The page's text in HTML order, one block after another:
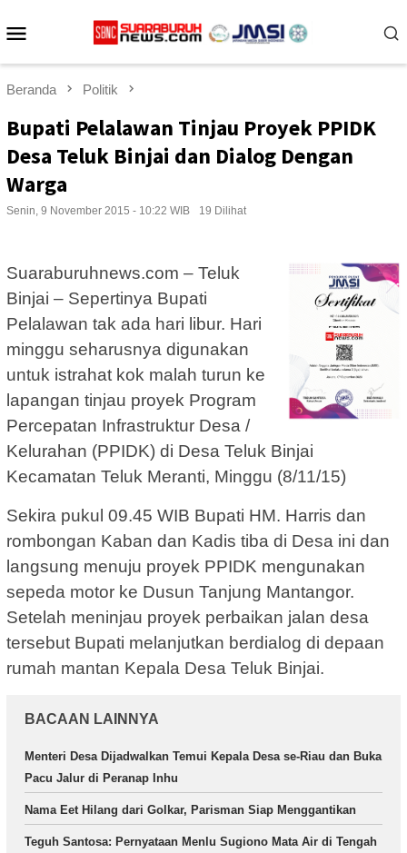
ke
Beranda Politik
Bupati Pelalawan Tinjau Proyek PPIDK
Desa Teluk Binjai dan Dialog Dengan
Warga
Senin, 9 November 2015 - 10:22 WIB 19 Dilihat
Suaraburuhnews.com – Teluk
Binjai – Sepertinya Bupati
Pelalawan tak ada hari libur. Hari
minggu seharusnya digunakan
untuk istrahat kok malah turun ke
lapangan tinjau proyek Program
Percepatan Infrastruktur Desa /
Kelurahan (PPIDK) di Desa Teluk Binjai
Kecamatan Teluk Meranti, Minggu (8/11/15)
Sekira pukul 09.45 WIB Bupati HM. Harris dan
rombongan Kaban dan Kadis tiba di Desa ini dan
langsung menuju proyek PPIDK mengunakan
sepeda motor ke Dusun Tanjung Mantangor.
Setelah meninjau proyek perbaikan jalan desa
tersebut Bupati melanjutkan berdialog di depaan
rumah mantan Kepala Desa Teluk Binjai.
BACAAN LAINNYA
Menteri Desa Dijadwalkan Temui Kepala Desa se-Riau dan Buka
Pacu Jalur di Peranap Inhu
Nama Eet Hilang dari Golkar, Parisman Siap Menggantikan
Teguh Santosa: Pernyataan Menlu Sugiono Mata Air di Tengah